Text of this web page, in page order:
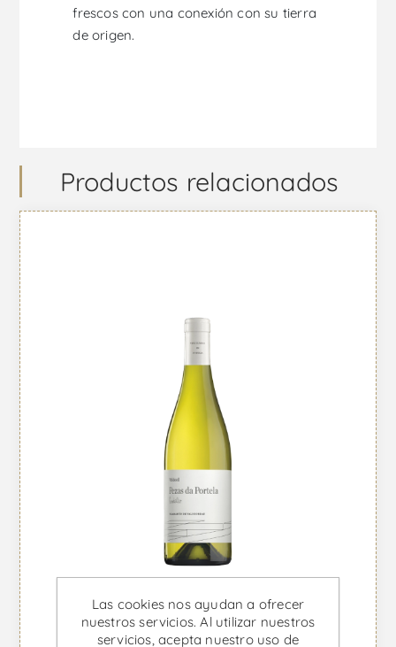
frescos con una conexión con su tierra
de origen.
Productos relacionados
Las cookies nos ayudan a ofrecer
nuestros servicios. Al utilizar nuestros
servicios, acepta nuestro uso de